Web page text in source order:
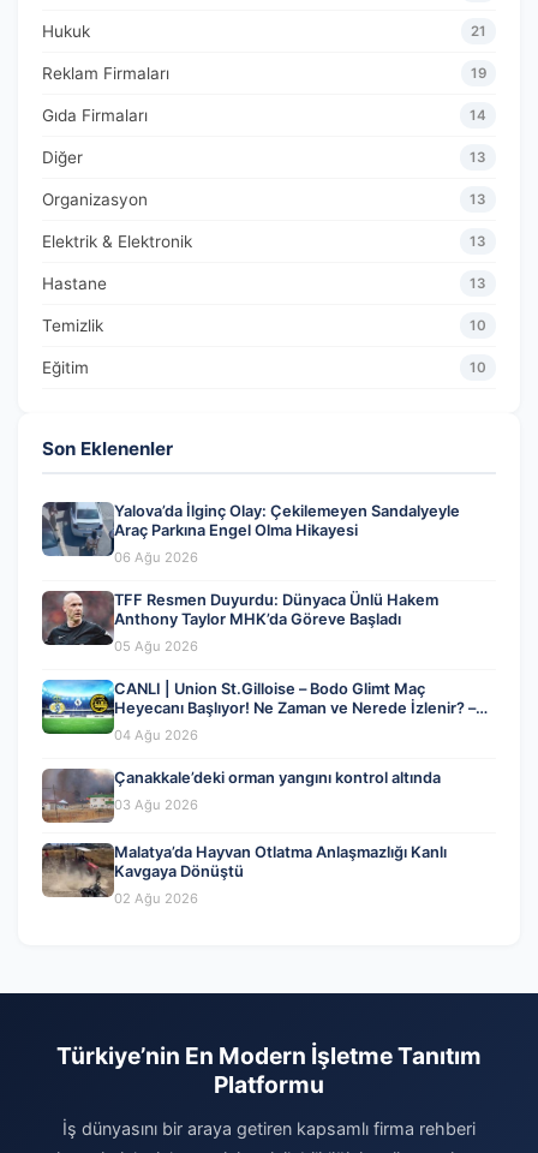
Hukuk 21
Reklam Firmaları 19
Gıda Firmaları 14
Diğer 13
Organizasyon 13
Elektrik & Elektronik 13
Hastane 13
Temizlik 10
Eğitim 10
Son Eklenenler
Yalova’da İlginç Olay: Çekilemeyen Sandalyeyle
Araç Parkına Engel Olma Hikayesi
06 Ağu 2026
TFF Resmen Duyurdu: Dünyaca Ünlü Hakem
Anthony Taylor MHK’da Göreve Başladı
05 Ağu 2026
CANLI | Union St.Gilloise – Bodo Glimt Maç
Heyecanı Başlıyor! Ne Zaman ve Nerede İzlenir? –
04 Ağustos 2026
04 Ağu 2026
Çanakkale’deki orman yangını kontrol altında
03 Ağu 2026
Malatya’da Hayvan Otlatma Anlaşmazlığı Kanlı
Kavgaya Dönüştü
02 Ağu 2026
Türkiye’nin En Modern İşletme Tanıtım
Platformu
İş dünyasını bir araya getiren kapsamlı firma rehberi